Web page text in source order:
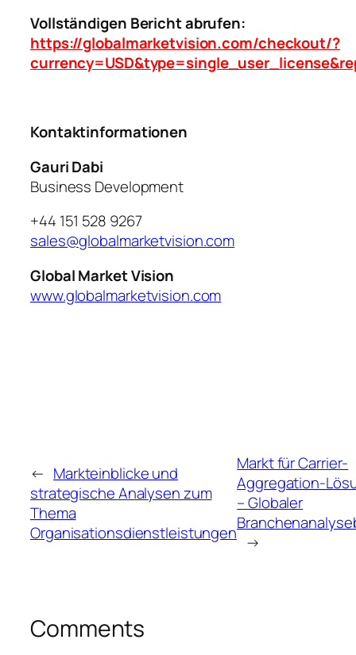
Vollständigen Bericht abrufen:
https://globalmarketvision.com/checkout/?
Kontaktinformationen
Gauri Dabi
Business Development
+44 151 528 9267
sales@globalmarketvision.com
Global Market Vision
www.globalmarketvision.com
← Markteinblicke und
strategische Analysen zum
Thema
Organisationsdienstleistungen
Markt für Carrier-
Aggregation-
– Globaler
→
Comments